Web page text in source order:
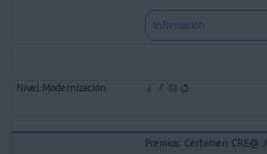
Información
Premios: Certamen CRE@